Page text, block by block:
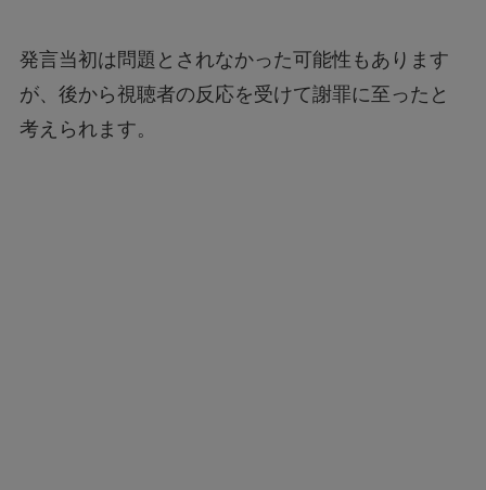
発言当初は問題とされなかった可能性もあります
が、後から視聴者の反応を受けて謝罪に至ったと
考えられます。